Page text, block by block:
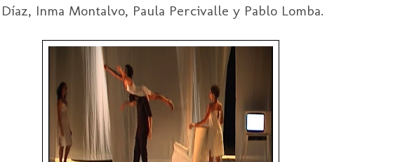
Inma Montalvo, Paula Percivalle y Pablo Lomba.